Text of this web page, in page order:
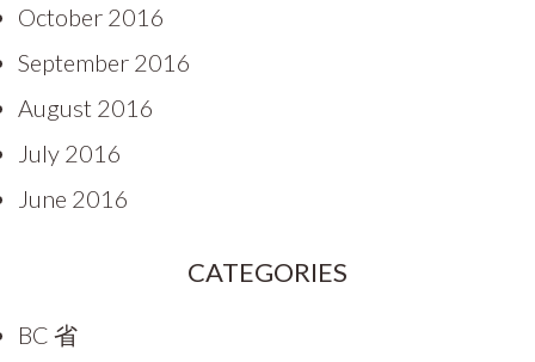
October 2016
September 2016
August 2016
July 2016
June 2016
CATEGORIES
BC 省